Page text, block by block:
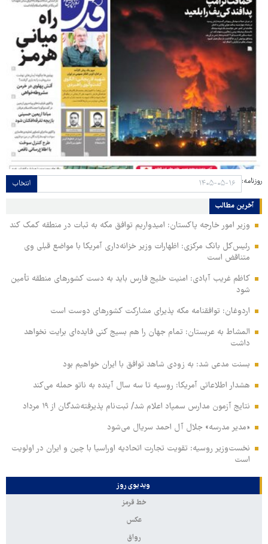
روزنامه: انتخاب
آخرین مطالب
وزیر امور خارجه پاکستان: امیدواریم توافق مکه به ثبات در منطقه کمک کند
رئیس‌کل بانک مرکزی: اظهارات وزیر خزانه‌داری آمریکا با مواضع قبلی وی
متناقض است
کاظم غریب آبادی: امنیت خلیج فارس باید به دست کشورهای منطقه تأمین
شود
اردوغان: توافقنامه مکه پذیرای مشارکت کشورهای دوست است
المشاط به عربستان: تمام جهان را هم بسیج کنی فایده‌ای برایت نخواهد
داشت
بسنت مدعی شد: به زودی شاهد توافق با ایران خواهیم بود
هشدار اطلاعاتی آمریکا: روسیه تا سه سال آینده به ناتو حمله می‌کند
نتایج آزمون مدارس سمپاد اعلام شد/ ثبت‌نام پذیرفته‌شدگان از ۱۹ مرداد
«مدیر مدرسه» جلال آل احمد سریال می‌شود
نخست‌وزیر روسیه:‌ تقویت تجارت اتحادیه اوراسیا با چین و ایران در اولویت
است
ویدیوی روز
خط قرمز
عکس
رواق